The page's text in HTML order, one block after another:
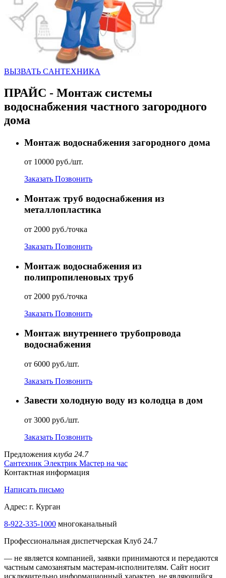
ВЫЗВАТЬ CАНТЕХНИКА
ПРАЙС - Монтаж системы
водоснабжения частного загородного
дома
Монтаж водоснабжения загородного дома
от 10000 руб./шт.
Заказать Позвонить
Монтаж труб водоснабжения из
металлопластика
от 2000 руб./точка
Заказать Позвонить
Монтаж водоснабжения из
полипропиленовых труб
от 2000 руб./точка
Заказать Позвонить
Монтаж внутреннего трубопровода
водоснабжения
от 6000 руб./шт.
Заказать Позвонить
Завести холодную воду из колодца в дом
от 3000 руб./шт.
Заказать Позвонить
Предложения клуба 24.7
Сантехник Электрик Мастер на час
Контактная информация
Написать письмо
Адрес: г. Курган
8-922-335-2000 многоканальный
Профессиональная диспетчерская Клуб 24.7
— не является компанией, заявки принимаются и передаются
частным самозанятым мастерам‑исполнителям. Сайт носит
исключительно информационный характер, не являющийся